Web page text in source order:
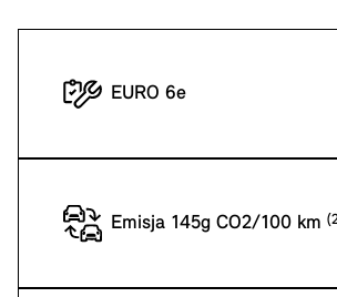
EURO 6e
Emisja 145g CO2/100 km